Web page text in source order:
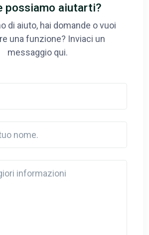
possiamo aiutarti?
di aiuto, hai domande o vuoi
una funzione? Inviaci un
messaggio qui.